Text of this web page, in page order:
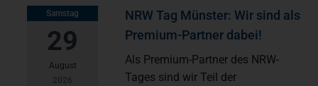
Samstag
29
August
2026
NRW Tag Münster: Wir sind als
Premium-Partner dabei!
Als Premium-Partner des NRW-
Tages sind wir Teil der